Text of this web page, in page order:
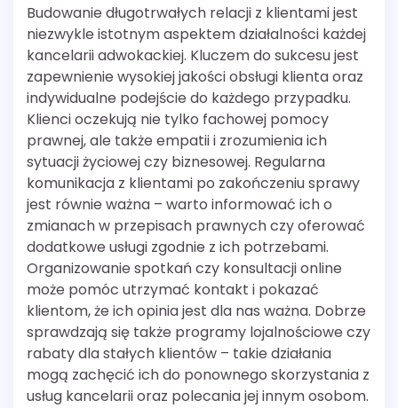
Budowanie długotrwałych relacji z klientami jest
niezwykle istotnym aspektem działalności każdej
kancelarii adwokackiej. Kluczem do sukcesu jest
zapewnienie wysokiej jakości obsługi klienta oraz
indywidualne podejście do każdego przypadku.
Klienci oczekują nie tylko fachowej pomocy
prawnej, ale także empatii i zrozumienia ich
sytuacji życiowej czy biznesowej. Regularna
komunikacja z klientami po zakończeniu sprawy
jest równie ważna – warto informować ich o
zmianach w przepisach prawnych czy oferować
dodatkowe usługi zgodnie z ich potrzebami.
Organizowanie spotkań czy konsultacji online
może pomóc utrzymać kontakt i pokazać
klientom, że ich opinia jest dla nas ważna. Dobrze
sprawdzają się także programy lojalnościowe czy
rabaty dla stałych klientów – takie działania
mogą zachęcić ich do ponownego skorzystania z
usług kancelarii oraz polecania jej innym osobom.